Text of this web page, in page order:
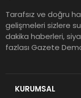
Tarafsız ve doğru
gelişmeleri sizlere
dakika haberleri,
fazlası Gazete
KURUMSAL